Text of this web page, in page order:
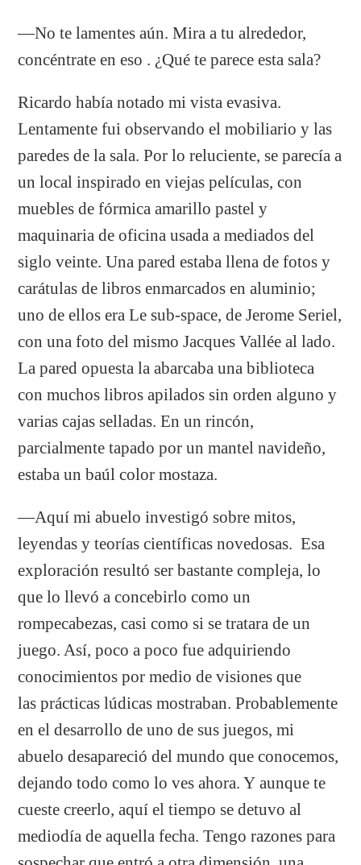
―No te lamentes aún. Mira a tu alrededor,
concéntrate en eso . ¿Qué te parece esta sala?
Ricardo había notado mi vista evasiva.
Lentamente fui observando el mobiliario y las
paredes de la sala. Por lo reluciente, se parecía a
un local inspirado en viejas películas, con
muebles de fórmica amarillo pastel y
maquinaria de oficina usada a mediados del
siglo veinte. Una pared estaba llena de fotos y
carátulas de libros enmarcados en aluminio;
uno de ellos era Le sub-space, de Jerome Seriel,
con una foto del mismo Jacques Vallée al lado.
La pared opuesta la abarcaba una biblioteca
con muchos libros apilados sin orden alguno y
varias cajas selladas. En un rincón,
parcialmente tapado por un mantel navideño,
estaba un baúl color mostaza.
―Aquí mi abuelo investigó sobre mitos,
leyendas y teorías científicas novedosas. Esa
exploración resultó ser bastante compleja, lo
que lo llevó a concebirlo como un
rompecabezas, casi como si se tratara de un
juego. Así, poco a poco fue adquiriendo
conocimientos por medio de visiones que
las prácticas lúdicas mostraban. Probablemente
en el desarrollo de uno de sus juegos, mi
abuelo desapareció del mundo que conocemos,
dejando todo como lo ves ahora. Y aunque te
cueste creerlo, aquí el tiempo se detuvo al
mediodía de aquella fecha. Tengo razones para